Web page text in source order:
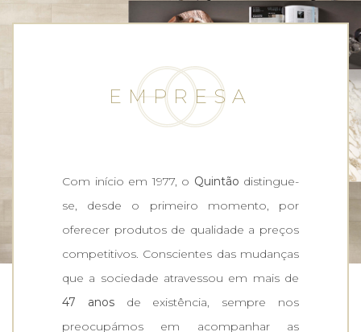
EMPRESA
Com início em 1977, o Quintão distingue-
se, desde o primeiro momento, por
oferecer produtos de qualidade a preços
competitivos. Conscientes das mudanças
que a sociedade atravessou em mais de
47 anosde existência, sempre nos
preocupámos em acompanhar as